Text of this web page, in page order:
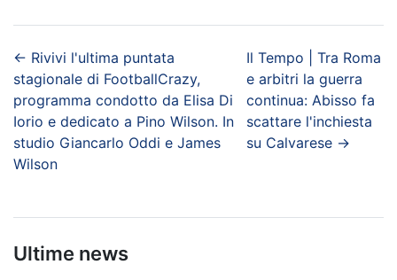
← Rivivi l'ultima puntata
stagionale di FootballCrazy,
programma condotto da Elisa Di
Iorio e dedicato a Pino Wilson. In
studio Giancarlo Oddi e James
Wilson
Il Tempo | Tra Roma
e arbitri la guerra
continua: Abisso fa
scattare l'inchiesta
su Calvarese→
Ultime news